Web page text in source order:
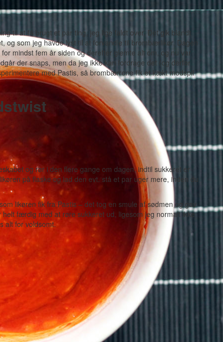
til at få brugt et par ting, jeg lige faldt over. Det gik blandt
som jeg havde lyst til at forvandle til brombærlikør. Dagen
mindst fem år siden og derefter glemte alt om, og nu var
der snaps, men da jeg ikke kan fordrage det (og derfor
med Pastis, så brombærrene fik et kækt modspil
og rør i den flere gange om dagen, indtil sukkeret er
på flaske og lad den evt. stå et par uger mere, inden du
likøren fik fra Pastis – det tog en smule af sødmen og gav
færdig med at røre sukkeret ud, ligesom jeg normalt ikke
alt for voldsomt.